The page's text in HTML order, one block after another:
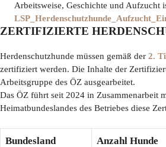
Arbeitsweise, Geschichte und Aufzucht
ZERTIFIZIERTE
Herdenschutzhunde müssen gemäß der 2.
zertifiziert werden. Die Inhalte der
Arbeitsgruppe des ÖZ ausgearbeitet.
Das ÖZ führt seit 2024 in Zusammenarbeit
Heimatbundeslandes des Betriebes diese
Bundesland Anzahl Hunde